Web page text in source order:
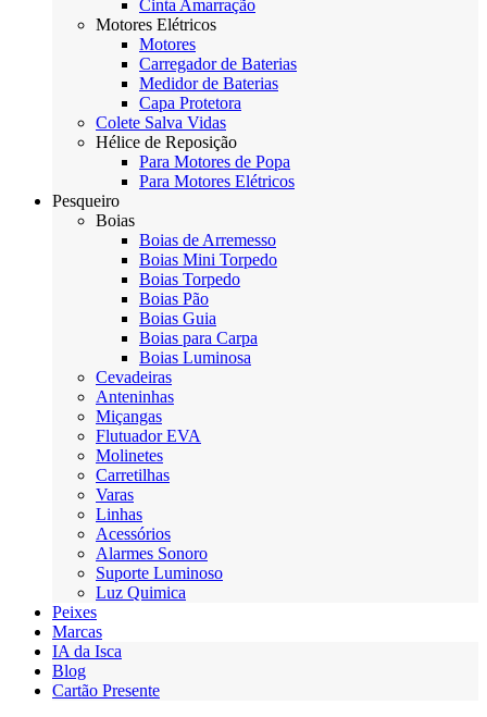
Cinta Amarração
Motores Elétricos
Motores
Carregador de Baterias
Medidor de Baterias
Capa Protetora
Colete Salva Vidas
Hélice de Reposição
Para Motores de Popa
Para Motores Elétricos
Pesqueiro
Boias
Boias de Arremesso
Boias Mini Torpedo
Boias Torpedo
Boias Pão
Boias Guia
Boias para Carpa
Boias Luminosa
Cevadeiras
Anteninhas
Miçangas
Flutuador EVA
Molinetes
Carretilhas
Varas
Linhas
Acessórios
Alarmes Sonoro
Suporte Luminoso
Luz Quimica
Peixes
Marcas
IA da Isca
Blog
Cartão Presente